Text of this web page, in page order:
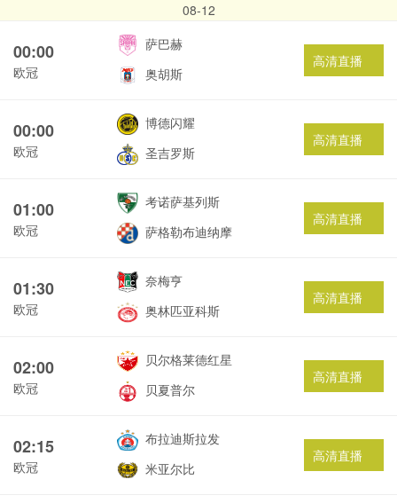
08-12
00:00
欧冠
萨巴赫
奥胡斯
高清直播
00:00
欧冠
博德闪耀
圣吉罗斯
高清直播
01:00
欧冠
考诺萨基列斯
萨格勒布迪纳摩
高清直播
01:30
欧冠
奈梅亨
奥林匹亚科斯
高清直播
02:00
欧冠
贝尔格莱德红星
贝夏普尔
高清直播
02:15
欧冠
布拉迪斯拉发
米亚尔比
高清直播